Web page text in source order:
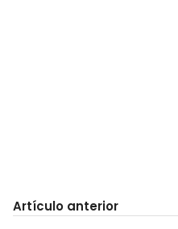
Artículo anterior